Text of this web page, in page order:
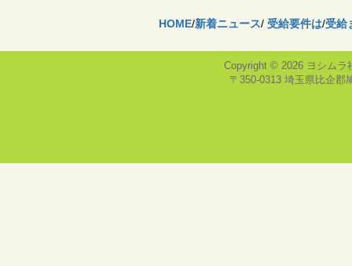
HOME/新着ニュース/ 受給要件は/受給
Copyright © 2026 ヨシムラ
〒350-0313 埼玉県比企郡